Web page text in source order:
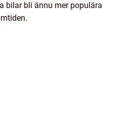
bilar bli ännu mer populära